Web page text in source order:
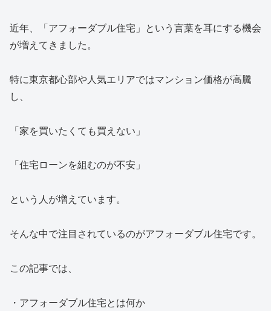
近年、「アフォーダブル住宅」という言葉を耳にする機会
が増えてきました。
特に東京都心部や人気エリアではマンション価格が高騰
し、
「家を買いたくても買えない」
「住宅ローンを組むのが不安」
という人が増えています。
そんな中で注目されているのがアフォーダブル住宅です。
この記事では、
・アフォーダブル住宅とは何か